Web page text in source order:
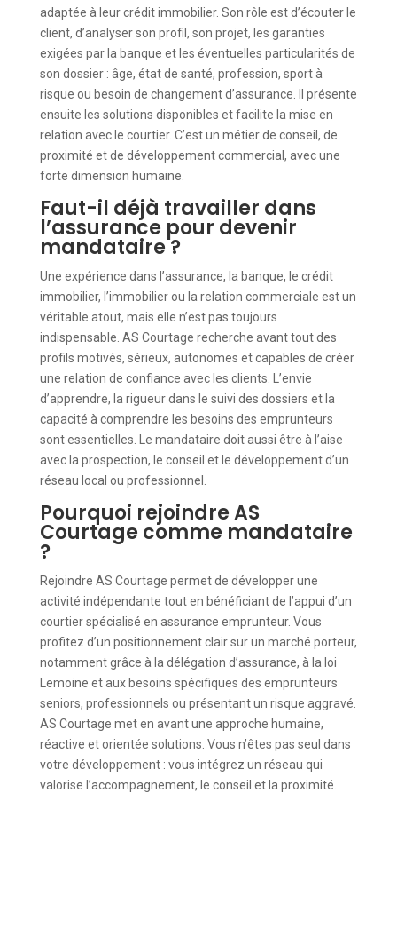
adaptée à leur crédit immobilier. Son rôle est d’écouter le
client, d’analyser son profil, son projet, les garanties
exigées par la banque et les éventuelles particularités de
son dossier : âge, état de santé, profession, sport à
risque ou besoin de changement d’assurance. Il présente
ensuite les solutions disponibles et facilite la mise en
relation avec le courtier. C’est un métier de conseil, de
proximité et de développement commercial, avec une
forte dimension humaine.
Faut-il déjà travailler dans
l’assurance pour devenir
mandataire ?
Une expérience dans l’assurance, la banque, le crédit
immobilier, l’immobilier ou la relation commerciale est un
véritable atout, mais elle n’est pas toujours
indispensable. AS Courtage recherche avant tout des
profils motivés, sérieux, autonomes et capables de créer
une relation de confiance avec les clients. L’envie
d’apprendre, la rigueur dans le suivi des dossiers et la
capacité à comprendre les besoins des emprunteurs
sont essentielles. Le mandataire doit aussi être à l’aise
avec la prospection, le conseil et le développement d’un
réseau local ou professionnel.
Pourquoi rejoindre AS
Courtage comme mandataire
?
Rejoindre AS Courtage permet de développer une
activité indépendante tout en bénéficiant de l’appui d’un
courtier spécialisé en assurance emprunteur. Vous
profitez d’un positionnement clair sur un marché porteur,
notamment grâce à la délégation d’assurance, à la loi
Lemoine et aux besoins spécifiques des emprunteurs
seniors, professionnels ou présentant un risque aggravé.
AS Courtage met en avant une approche humaine,
réactive et orientée solutions. Vous n’êtes pas seul dans
votre développement : vous intégrez un réseau qui
valorise l’accompagnement, le conseil et la proximité.